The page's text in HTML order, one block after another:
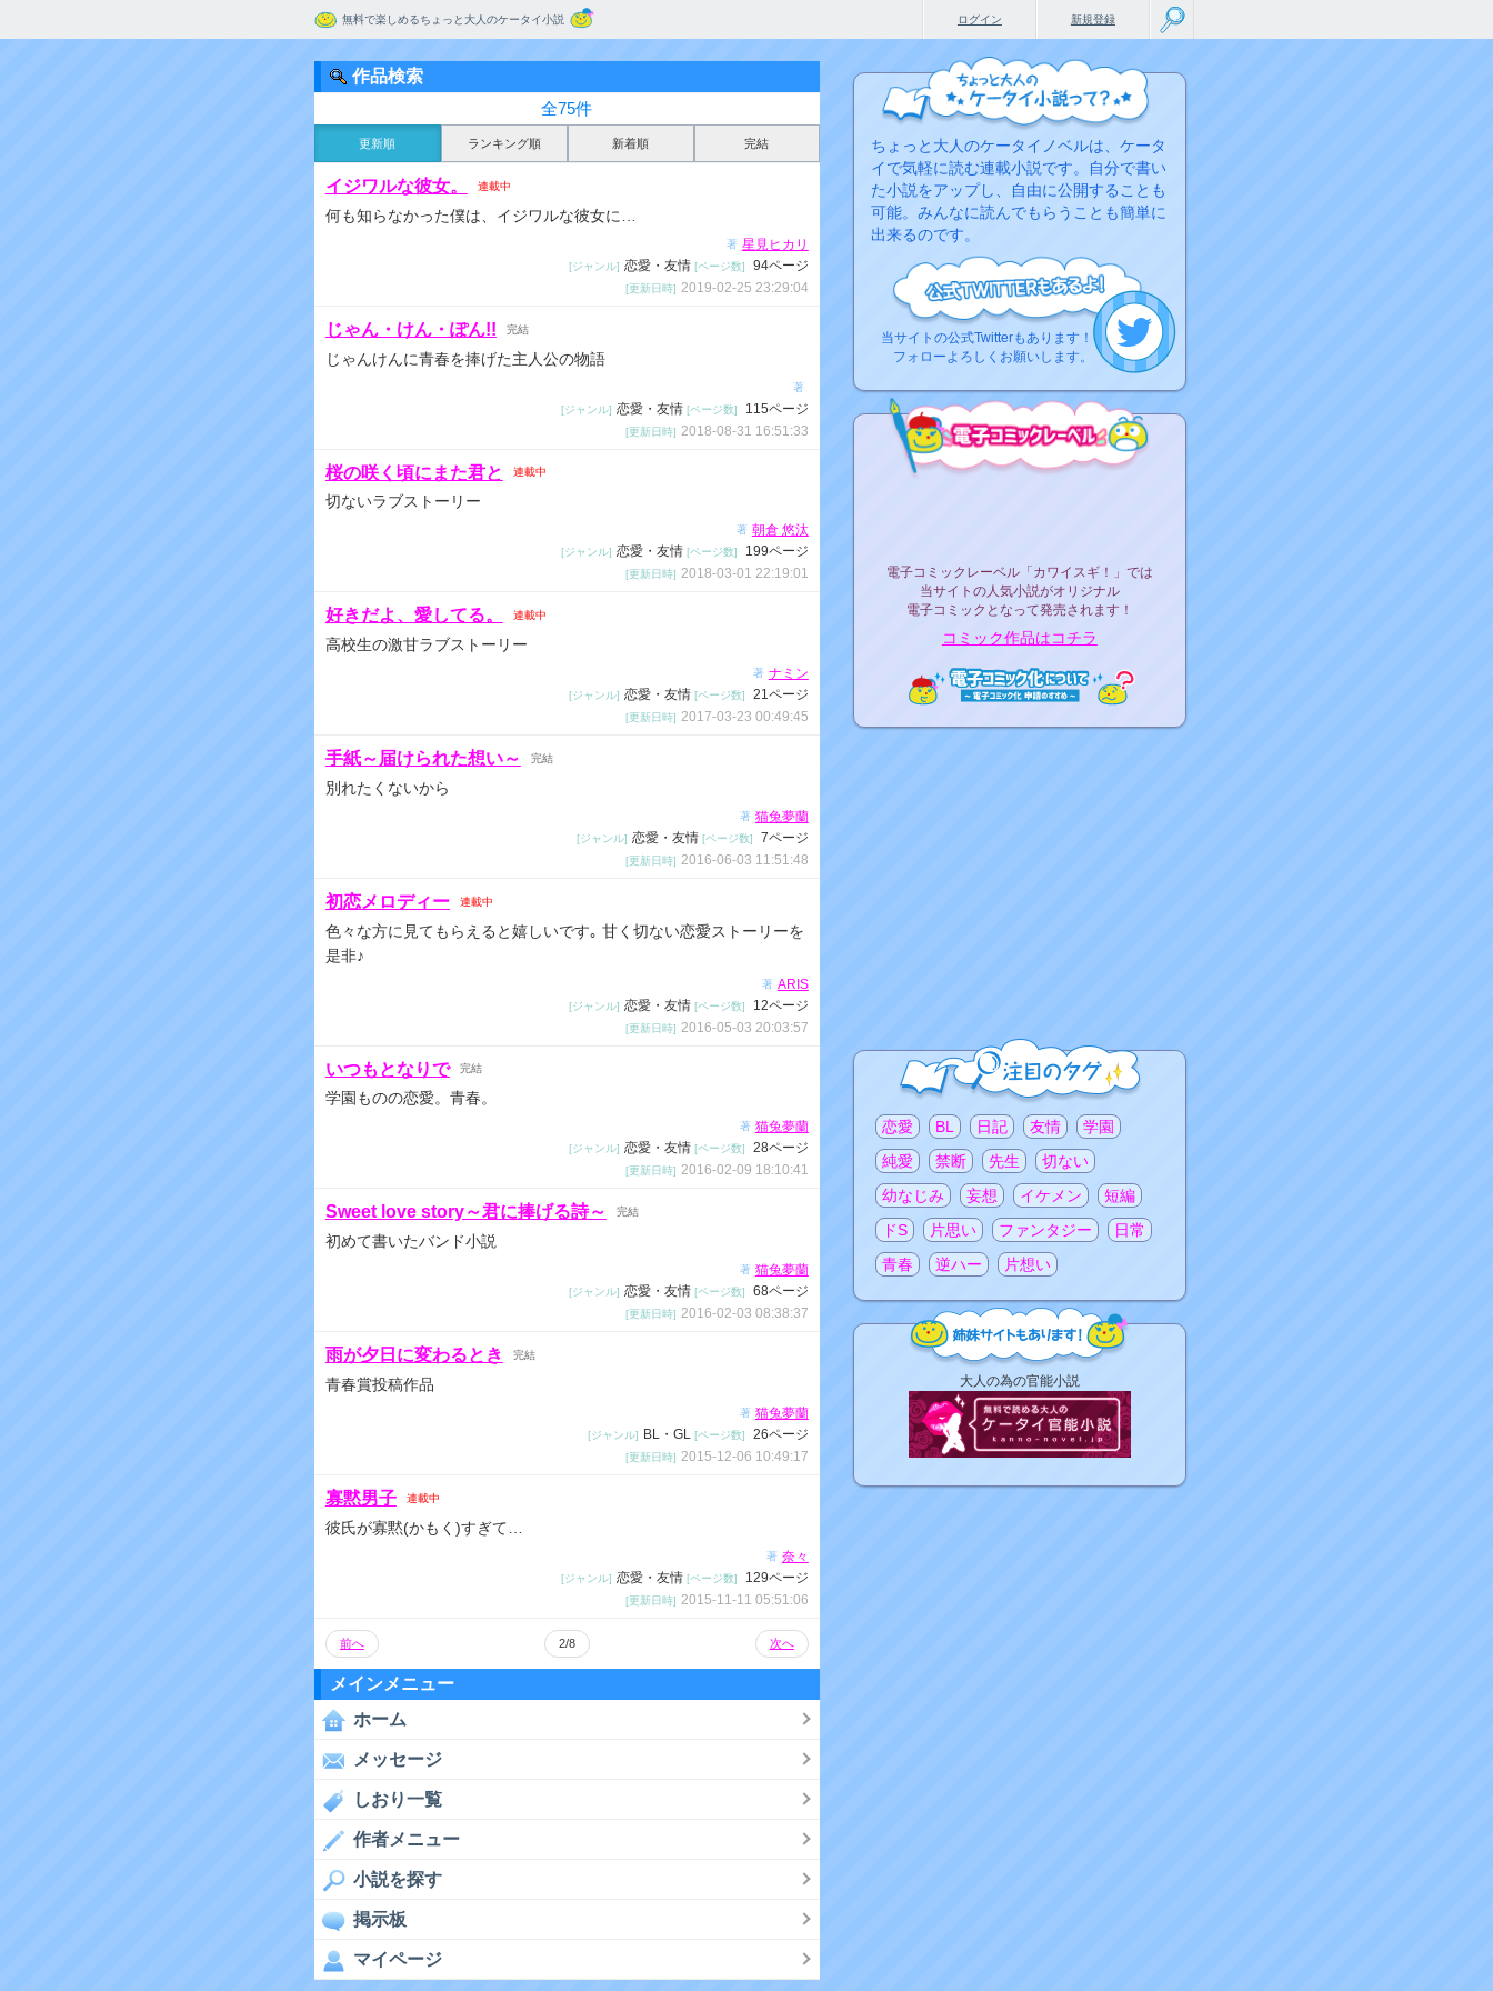
無料で楽しめるちょっと大人のケータイ小説 新規登録
ログイン
作品検索
全75件
更新順 ランキング順 新着順 完結
イジワルな彼女。 連載中
何も知らなかった僕は、イジワルな彼女に…
著 星見ヒカリ
[ジャンル] 恋愛・友情 [ページ数] 94ページ
[更新日時] 2019-02-25 23:29:04
じゃん・けん・ぽん!! 完結
じゃんけんに青春を捧げた主人公の物語
著
[ジャンル] 恋愛・友情 [ページ数] 115ページ
[更新日時] 2018-08-31 16:51:33
桜の咲く頃にまた君と 連載中
切ないラブストーリー
著 朝倉 悠汰
[ジャンル] 恋愛・友情 [ページ数] 199ページ
[更新日時] 2018-03-01 22:19:01
好きだよ、愛してる。 連載中
高校生の激甘ラブストーリー
著 ナミン
[ジャンル] 恋愛・友情 [ページ数] 21ページ
[更新日時] 2017-03-23 00:49:45
手紙～届けられた想い～ 完結
別れたくないから
著 猫兔夢蘭
[ジャンル] 恋愛・友情 [ページ数] 7ページ
[更新日時] 2016-06-03 11:51:48
初恋メロディー 連載中
色々な方に見てもらえると嬉しいです｡ 甘く切ない恋愛ストーリーを
是非♪
著 ARIS
[ジャンル] 恋愛・友情 [ページ数] 12ページ
[更新日時] 2016-05-03 20:03:57
いつもとなりで 完結
学園ものの恋愛。青春。
著 猫兔夢蘭
[ジャンル] 恋愛・友情 [ページ数] 28ページ
[更新日時] 2016-02-09 18:10:41
Sweet love story～君に捧げる詩～ 完結
初めて書いたバンド小説
著 猫兔夢蘭
[ジャンル] 恋愛・友情 [ページ数] 68ページ
[更新日時] 2016-02-03 08:38:37
雨が夕日に変わるとき 完結
青春賞投稿作品
著 猫兔夢蘭
[ジャンル] BL・GL [ページ数] 26ページ
[更新日時] 2015-12-06 10:49:17
寡黙男子 連載中
彼氏が寡黙(かもく)すぎて…
著 奈々
[ジャンル] 恋愛・友情 [ページ数] 129ページ
[更新日時] 2015-11-11 05:51:06
前へ 2/8 次へ
メインメニュー
ホーム
メッセージ
しおり一覧
作者メニュー
小説を探す
掲示板
マイページ
ちょっと大人のケータイノベルは、ケータ
イで気軽に読む連載小説です。自分で書い
た小説をアップし、自由に公開することも
可能。みんなに読んでもらうことも簡単に
出来るのです。
当サイトの公式Twitterもあります！
フォローよろしくお願いします。
電子コミックレーベル「カワイスギ！」では
当サイトの人気小説がオリジナル
電子コミックとなって発売されます！
コミック作品はコチラ
注目のタグ
恋愛 BL 日記 友情
学園
純愛
禁断 先生
切ない
幼なじみ
妄想 イケメン
短編
ドS
片思い ファンタジー
日常
青春
逆ハー 片想い
リ
大人の為の官能小説